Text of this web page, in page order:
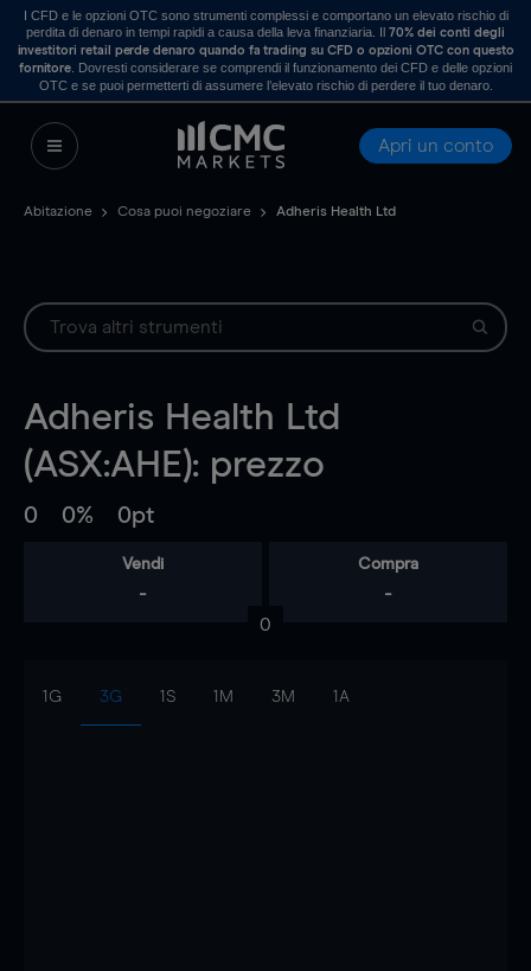
I CFD e le opzioni OTC sono strumenti complessi e comportano un elevato rischio di
perdita di denaro in tempi rapidi a causa della leva finanziaria. Il70% dei conti degli
investitori retail perde denaro quando fa trading su CFD o opzioni OTC con questo
fornitore . Dovresti considerare se comprendi il funzionamento dei CFD e delle opzioni
OTC e se puoi permetterti di assumere l’elevato rischio di perdere il tuo denaro.
Apri un conto
Abitazione Cosa puoi negoziare Adheris Health Ltd
Adheris Health Ltd
(ASX:AHE): prezzo
0 0% 0pt
Vendi
-
Compra
-
0
1G 3G 1S 1M 3M 1A